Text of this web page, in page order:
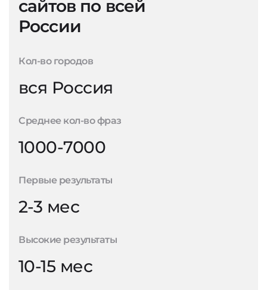
сайтов по всей
России
Кол-во городов
вся Россия
Среднее кол-во фраз
1000-7000
Первые результаты
2-3 мес
Высокие результаты
10-15 мес